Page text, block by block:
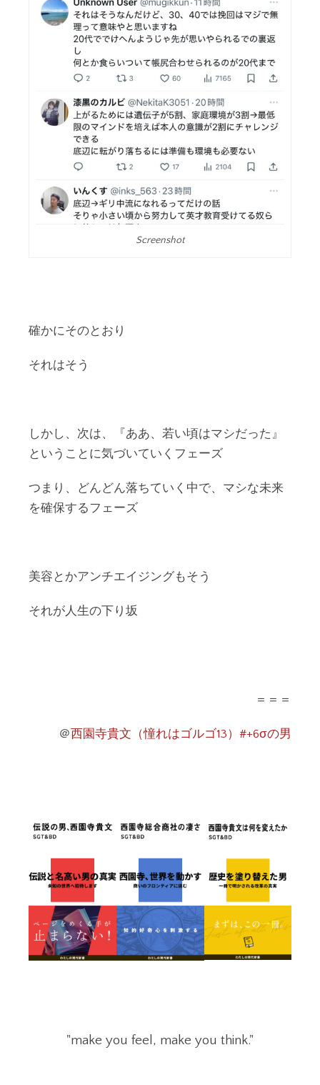
Screenshot
確かにそのとおり
それはそう
しかし、次は、『ああ、若い頃はマシだった』
ということに気づいていくフェーズ
つまり、どんどん落ちていく中で、マシな未来
を確保するフェーズ
美容とかアンチエイジングもそう
それが人生の下り坂
＝＝＝
＠西園寺貴文（憧れはゴルゴ13）#+6σの男
"make you feel, make you think."